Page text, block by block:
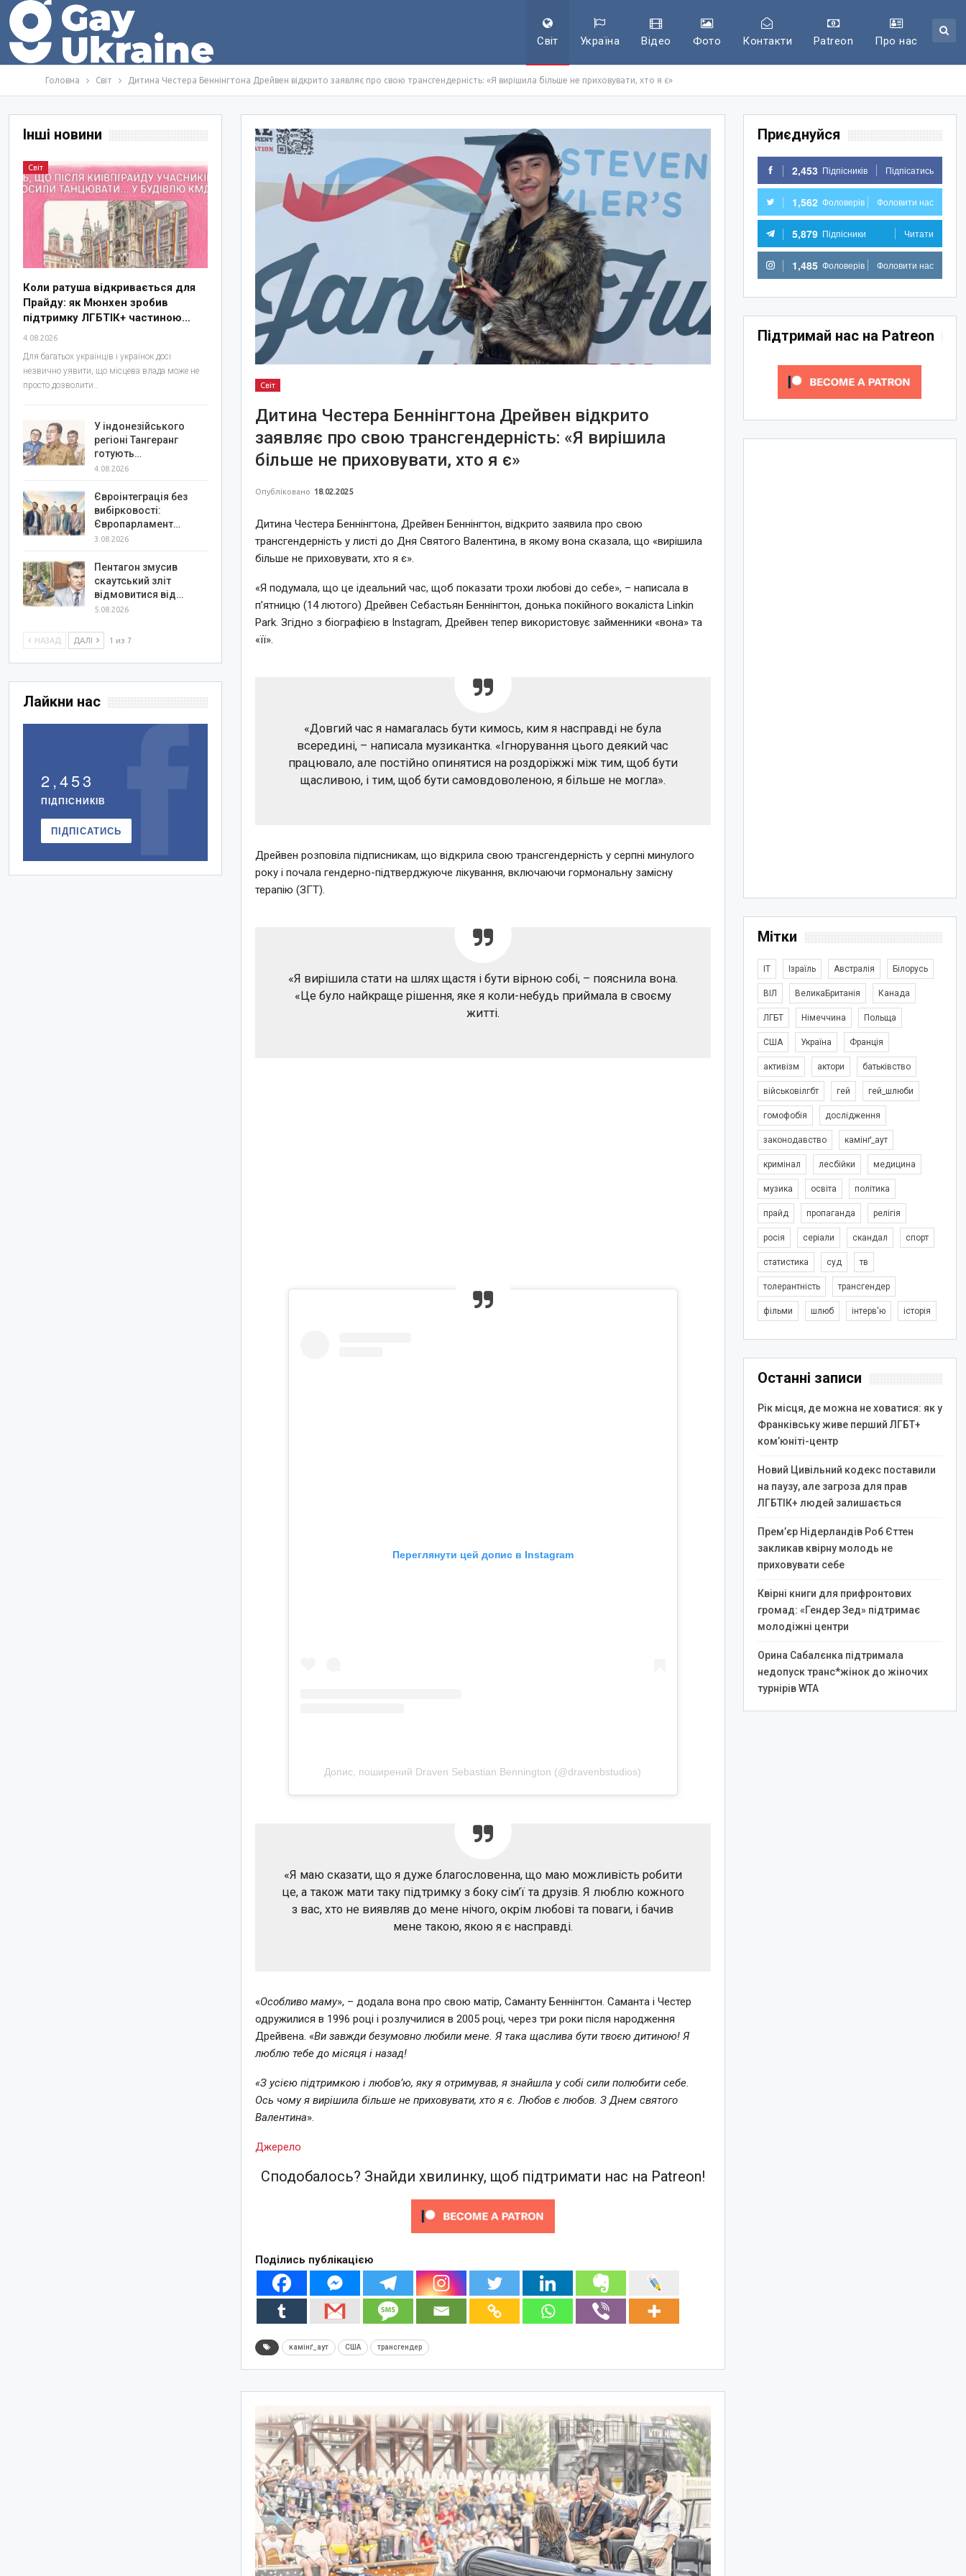
Світ Україна Відео Фото Контакти Patreon Про нас
Головна Світ Дитина Честера Беннінгтона Дрейвен відкрито заявляє про свою трансгендерність: «Я вирішила більше не приховувати, хто я є»
Світ
Дитина Честера Беннінгтона Дрейвен відкрито
заявляє про свою трансгендерність: «Я вирішила
більше не приховувати, хто я є»
Опубліковано 18.02.2025
Дитина Честера Беннінгтона, Дрейвен Беннінгтон, відкрито заявила про свою
трансгендерність у листі до Дня Святого Валентина, в якому вона сказала, що «вирішила
більше не приховувати, хто я є».
«Я подумала, що це ідеальний час, щоб показати трохи любові до себе», – написала в
п’ятницю (14 лютого) Дрейвен Себастьян Беннінгтон, донька покійного вокаліста Linkin
Park. Згідно з біографією в Instagram, Дрейвен тепер використовує займенники «вона» та
«її».
«Довгий час я намагалась бути кимось, ким я насправді не була
всередині, – написала музикантка. «Ігнорування цього деякий час
працювало, але постійно опинятися на роздоріжжі між тим, щоб бути
щасливою, і тим, щоб бути самовдоволеною, я більше не могла».
Дрейвен розповіла підписникам, що відкрила свою трансгендерність у серпні минулого
року і почала гендерно-підтверджуюче лікування, включаючи гормональну замісну
терапію (ЗГТ).
«Я вирішила стати на шлях щастя і бути вірною собі, – пояснила вона.
«Це було найкраще рішення, яке я коли-небудь приймала в своєму
житті.
Переглянути цей допис в Instagram
Допис, поширений Draven Sebastian Bennington (@dravenbstudios)
«Я маю сказати, що я дуже благословенна, що маю можливість робити
це, а також мати таку підтримку з боку сім’ї та друзів. Я люблю кожного
з вас, хто не виявляв до мене нічого, окрім любові та поваги, і бачив
мене такою, якою я є насправді.
«Особливо маму», – додала вона про свою матір, Саманту Беннінгтон. Саманта і Честер
одружилися в 1996 році і розлучилися в 2005 році, через три роки після народження
Дрейвена. «Ви завжди безумовно любили мене. Я така щаслива бути твоєю дитиною! Я
люблю тебе до місяця і назад!
«З усією підтримкою і любов’ю, яку я отримував, я знайшла у собі сили полюбити себе.
Ось чому я вирішила більше не приховувати, хто я є. Любов є любов. З Днем святого
Валентина».
Джерело
Сподобалось? Знайди хвилинку, щоб підтримати нас на Patreon!
Поділись публікацією
камінґ_аут США трансгендер
Приєднуйся
2,453 Підпісників Підпісатись
1,562 Фоловерів Фоловити нас
5,879 Підпісники Читати
1,485 Фоловерів Фоловити нас
Підтримай нас на Patreon
Мітки
IT Ізраїль Австралія Білорусь
ВІЛ ВеликаБританія Канада
ЛГБТ Німеччина Польща
США Україна Франція
активізм актори батьківство
військовілгбт гей гей_шлюби
гомофобія дослідження
законодавство камінґ_аут
кримінал лесбійки медицина
музика освіта політика
прайд пропаганда релігія
росія серіали скандал спорт
статистика суд тв
толерантність трансгендер
фільми шлюб інтерв'ю історія
Останні записи
Рік місця, де можна не ховатися: як у
Франківську живе перший ЛГБТ+
ком’юніті-центр
Новий Цивільний кодекс поставили
на паузу, але загроза для прав
ЛГБТІК+ людей залишається
Прем’єр Нідерландів Роб Єттен
закликав квірну молодь не
приховувати себе
Квірні книги для прифронтових
громад: «Гендер Зед» підтримає
молодіжні центри
Орина Сабалєнка підтримала
недопуск транс*жінок до жіночих
турнірів WTA
Інші новини
Світ
Коли ратуша відкривається для
Прайду: як Мюнхен зробив
підтримку ЛГБТІК+ частиною…
4.08.2026
Для багатьох українців і українок досі
незвично уявити, що місцева влада може не
просто дозволити…
У індонезійського
регіоні Тангеранг
готують…
4.08.2026
Євроінтеграція без
вибірковості:
Європарламент…
3.08.2026
Пентагон змусив
скаутський зліт
відмовитися від…
5.08.2026
НАЗАД ДАЛІ 1 из 7
Лайкни нас
2,453
ПІДПІСНИКІВ
ПІДПІСАТИСЬ